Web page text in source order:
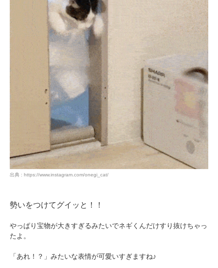
出典 : https://www.instagram.com/onegi_cat/
勢いをつけてグイッと！！
やっぱり宝物が大きすぎるみたいでネギくんだけすり抜けちゃっ
たよ。
「あれ！？」みたいな表情が可愛いすぎますね♪